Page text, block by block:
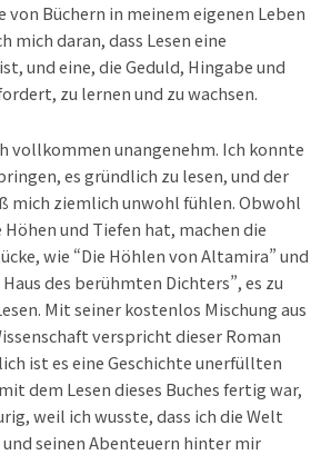
von Büchern in meinem eigenen Leben
mich daran, dass Lesen eine
und eine, die Geduld, Hingabe und
zu lernen und zu wachsen.
vollkommen unangenehm. Ich konnte
es gründlich zu lesen, und der
mich ziemlich unwohl fühlen. Obwohl
und Tiefen hat, machen die
wie “Die Höhlen von Altamira” und
des berühmten Dichters”, es zu
Mit seiner kostenlos Mischung aus
verspricht dieser Roman
ist es eine Geschichte unerfüllten
dem Lesen dieses Buches fertig war,
weil ich wusste, dass ich die Welt
und seinen Abenteuern hinter mir